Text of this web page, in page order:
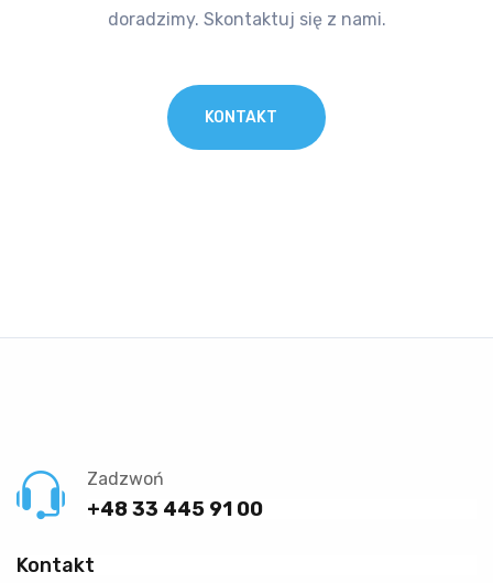
doradzimy. Skontaktuj się z nami.
KONTAKT
Zadzwoń
+48 33 445 91 00
Kontakt